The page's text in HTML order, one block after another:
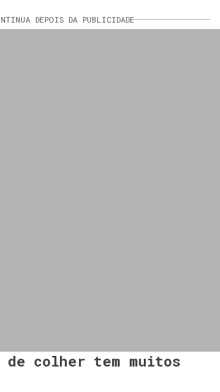
DEPOIS DA PUBLICIDADE
de colher tem muitos